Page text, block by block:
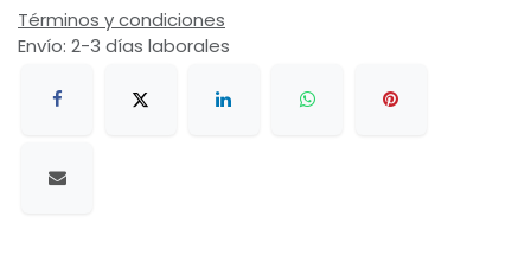
Términos y condiciones
Envío: 2-3 días laborales